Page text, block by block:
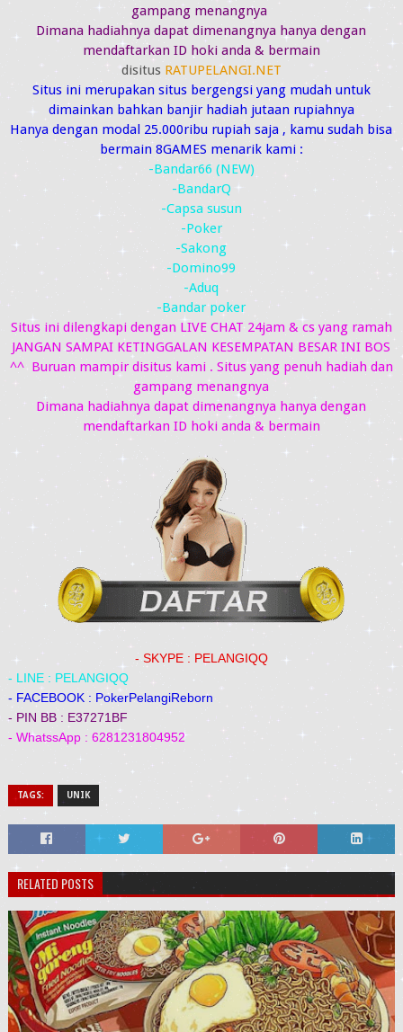
gampang menangnya
Dimana hadiahnya dapat dimenangnya hanya dengan
mendaftarkan ID hoki anda & bermain
disitus RATUPELANGI.NET
Situs ini merupakan situs bergengsi yang mudah untuk
dimainkan bahkan banjir hadiah jutaan rupiahnya
Hanya dengan modal 25.000ribu rupiah saja , kamu sudah bisa
bermain 8GAMES menarik kami :
-Bandar66 (NEW)
-BandarQ
-Capsa susun
-Poker
-Sakong
-Domino99
-Aduq
-Bandar poker
Situs ini dilengkapi dengan LIVE CHAT 24jam & cs yang ramah
JANGAN SAMPAI KETINGGALAN KESEMPATAN BESAR INI BOS
^^ Buruan mampir disitus kami . Situs yang penuh hadiah dan
gampang menangnya
Dimana hadiahnya dapat dimenangnya hanya dengan
mendaftarkan ID hoki anda & bermain
- SKYPE : PELANGIQQ
- LINE : PELANGIQQ
- FACEBOOK : PokerPelangiReborn
- PIN BB : E37271BF
- WhatssApp : 6281231804952
TAGS: UNIK
RELATED POSTS